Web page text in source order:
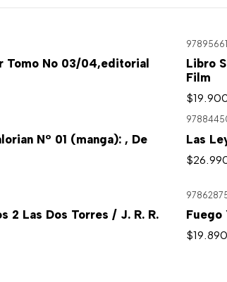
Tomo No 03/04,editorial
Libro
Film
Nº 01 (manga): , De
Las
2 Las Dos Torres / J. R. R.
Fuego
$19.890